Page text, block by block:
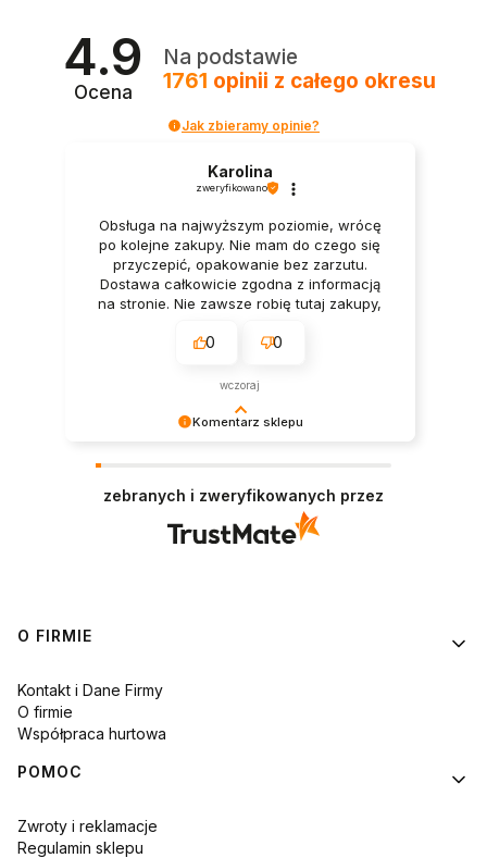
4.9
Ocena
Na podstawie
1761 opinii z całego okresu
Jak zbieramy opinie?
Komentarz sklepu
Karolina
zweryfikowano
Obsługa na najwyższym poziomie, wrócę
po kolejne zakupy. Nie mam do czego się
przyczepić, opakowanie bez zarzutu.
Dostawa całkowicie zgodna z informacją
na stronie. Nie zawsze robię tutaj zakupy,
zadowolona.
0 0
wczoraj
zebranych i zweryfikowanych przez
Linki w stopce
O FIRMIE
Kontakt i Dane Firmy
O firmie
Współpraca hurtowa
POMOC
Zwroty i reklamacje
Regulamin sklepu